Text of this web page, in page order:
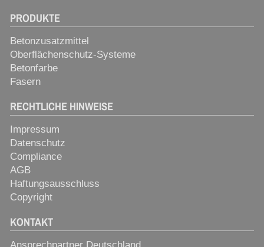
PRODUKTE
Betonzusatzmittel
Oberflächenschutz-Systeme
Betonfarbe
Fasern
RECHTLICHE HINWEISE
Impressum
Datenschutz
Compliance
AGB
Haftungsausschluss
Copyright
KONTAKT